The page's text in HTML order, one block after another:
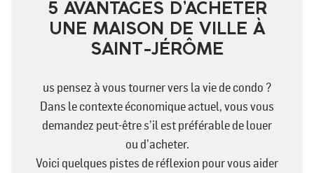
5 AVANTAGES D’ACHETER
UNE MAISON DE VILLE À
SAINT-JÉRÔME
us pensez à vous tourner vers la vie de condo ?
Dans le contexte économique actuel, vous vous
demandez peut-être s’il est préférable de louer
ou d’acheter.
Voici quelques pistes de réflexion pour vous aider